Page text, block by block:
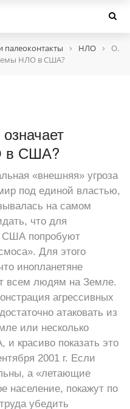
палеоконтакты › НЛО ›
О.
НЛО в США?
в США?
«внешняя» угроза
под единой властью,
на самом
что для
США попробуют
Для этого
инопланетяне
всем людям на Земле.
агрессивных
атаковать из
или несколько
красиво показать это
2001 г. Если
а «летающие
население, покажут по
убедить